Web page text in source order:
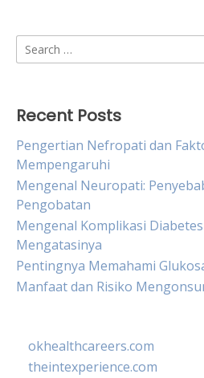
Search
for:
Recent Posts
Pengertian Nefropati dan
Mempengaruhi
Mengenal Neuropati:
Pengobatan
Mengenal Komplikasi
Mengatasinya
Pentingnya Memahami
Manfaat dan Risiko
okhealthcareers.com
theintexperience.com